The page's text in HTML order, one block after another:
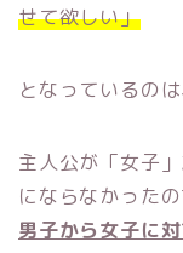
せて欲しい」
となっているの
主人公が「女子
にならなかった
男子から女子に